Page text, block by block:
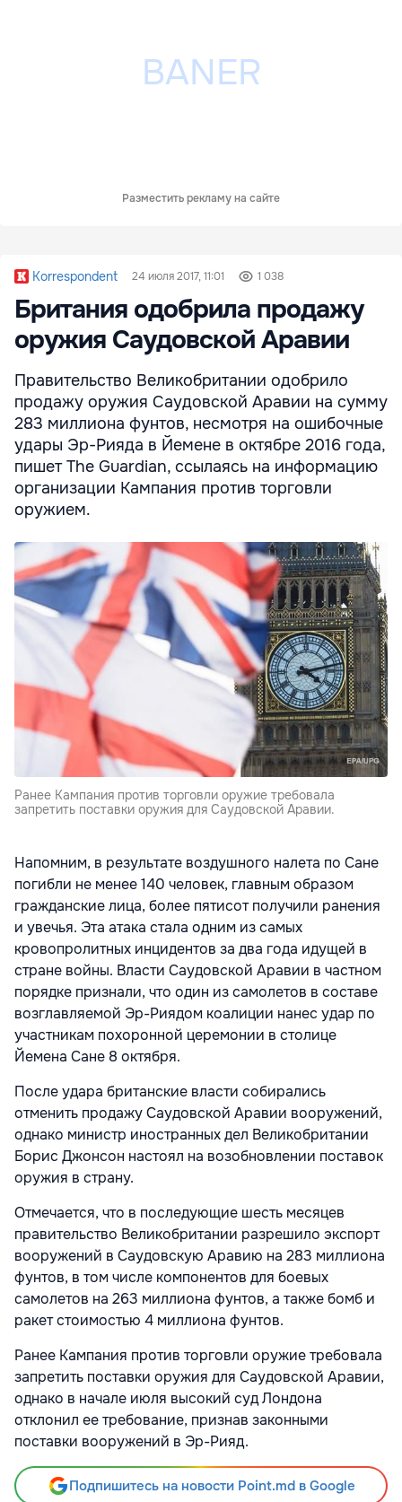
Разместить рекламу на сайте
Korrespondent 24 июля 2017, 11:01 1 038
Британия одобрила продажу
оружия Саудовской Аравии
Правительство Великобритании одобрило
продажу оружия Саудовской Аравии на сумму
283 миллиона фунтов, несмотря на ошибочные
удары Эр-Рияда в Йемене в октябре 2016 года,
пишет The Guardian, ссылаясь на информацию
организации Кампания против торговли
оружием.
Ранее Кампания против торговли оружие требовала
запретить поставки оружия для Саудовской Аравии.
Напомним, в результате воздушного налета по Сане
погибли не менее 140 человек, главным образом
гражданские лица, более пятисот получили ранения
и увечья. Эта атака стала одним из самых
кровопролитных инцидентов за два года идущей в
стране войны. Власти Саудовской Аравии в частном
порядке признали, что один из самолетов в составе
возглавляемой Эр-Риядом коалиции нанес удар по
участникам похоронной церемонии в столице
Йемена Сане 8 октября.
После удара британские власти собирались
отменить продажу Саудовской Аравии вооружений,
однако министр иностранных дел Великобритании
Борис Джонсон настоял на возобновлении поставок
оружия в страну.
Отмечается, что в последующие шесть месяцев
правительство Великобритании разрешило экспорт
вооружений в Саудовскую Аравию на 283 миллиона
фунтов, в том числе компонентов для боевых
самолетов на 263 миллиона фунтов, а также бомб и
ракет стоимостью 4 миллиона фунтов.
Ранее Кампания против торговли оружие требовала
запретить поставки оружия для Саудовской Аравии,
однако в начале июля высокий суд Лондона
отклонил ее требование, признав законными
поставки вооружений в Эр-Рияд.
Подпишитесь на новости Point.md в Google